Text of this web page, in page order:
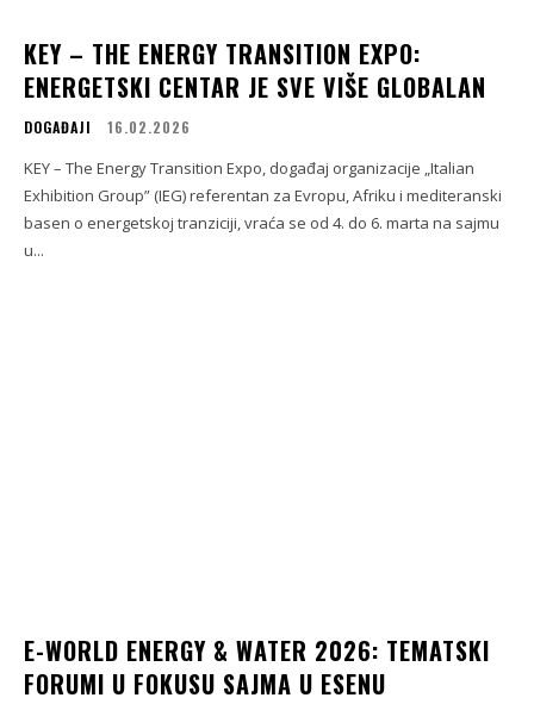
KEY – THE ENERGY TRANSITION EXPO:
ENERGETSKI CENTAR JE SVE VIŠE GLOBALAN
DOGAĐAJI 16.02.2026
KEY – The Energy Transition Expo, događaj organizacije „Italian
Exhibition Group” (IEG) referentan za Evropu, Afriku i mediteranski
basen o energetskoj tranziciji, vraća se od 4. do 6. marta na sajmu
u...
E-WORLD ENERGY & WATER 2026: TEMATSKI
FORUMI U FOKUSU SAJMA U ESENU